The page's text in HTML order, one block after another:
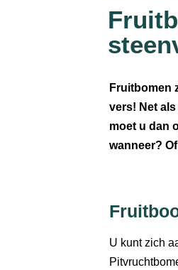
Fruitbomen
vers! Net
moet u dan
wanneer?
U kunt zich